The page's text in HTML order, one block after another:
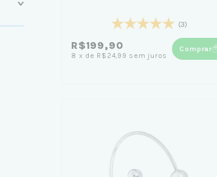
(3)
R$199,90
8 x de R$24,99 sem juros
Comprar